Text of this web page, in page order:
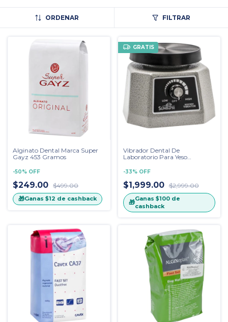
ORDENAR FILTRAR
Alginato Dental Marca Super
Gayz 453 Gramos
-50% OFF
$249.00 $499.00
🎁Ganas $12 de cashback
GRATIS
Vibrador Dental De
Laboratorio Para Yeso
-33% OFF
$1,999.00 $2,999.00
🎁Ganas $100de
cashback